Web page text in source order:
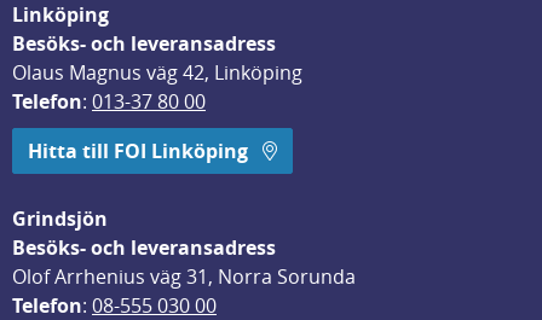
Linköping
Besöks- och leveransadress
Olaus Magnus väg 42, Linköping
Telefon: 013-37 80 00
Hitta till FOI Linköping
Grindsjön
Besöks- och leveransadress
Olof Arrhenius väg 31, Norra Sorunda
Telefon: 08-555 030 00